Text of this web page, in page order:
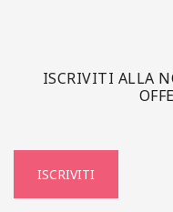
ISCRIVITI ALLA
ISCRIVITI